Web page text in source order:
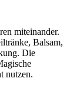
miteinander.
Balsam,
Die
nutzen.